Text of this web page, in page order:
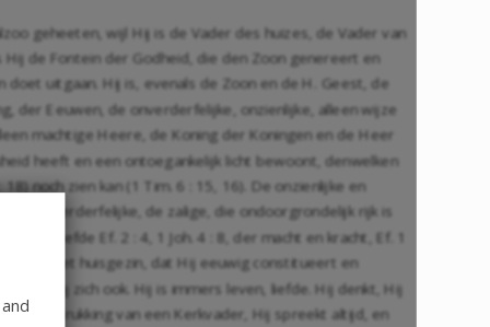
geheeten, wijl Hij is de Vader des huizes, de Vader van
Hij de Fontein der Godheid, die den Zoon genereert en
doet uitgaan. Hij is, evenals de Zoon en de H. Geest, de
der Eeuwen, de onverderfelijke, onzienlijke, alleen wijze
machtige Heere, de Koning der Koningen en de Heer
heeft en een ontoegankelijk licht bewoont, denwelken
noch zien kan (1 Tim. 6 : 15, 16). De onzienlijke en
en onverderfelijke, de zalige, die ondoorgrondelijk rijk is
der liefde Ef. 2 : 4, 1 Joh. 4 : 8, der macht en kracht, Ef. 1
over het huisgezin, dat Hij eeuwig constitueert en
Hij zich ook. Hij is immers leven, liefde. Hij denkt, Hij
uitdrukking van een Kerkvader, Hij spreekt altijd, en